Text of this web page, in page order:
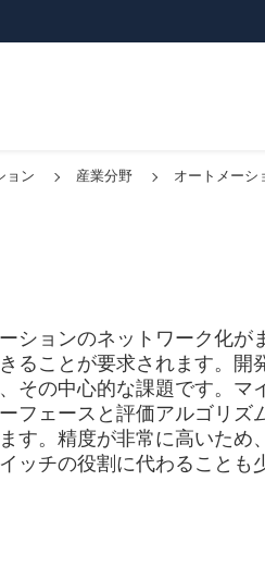
ョン 産業分野 オートメーシ
ションのネットワーク化
ることが要求されます。
その中心的な課題です。
フェースと評価アルゴリ
す。精度が非常に高いた
ッチの役割に代わることも